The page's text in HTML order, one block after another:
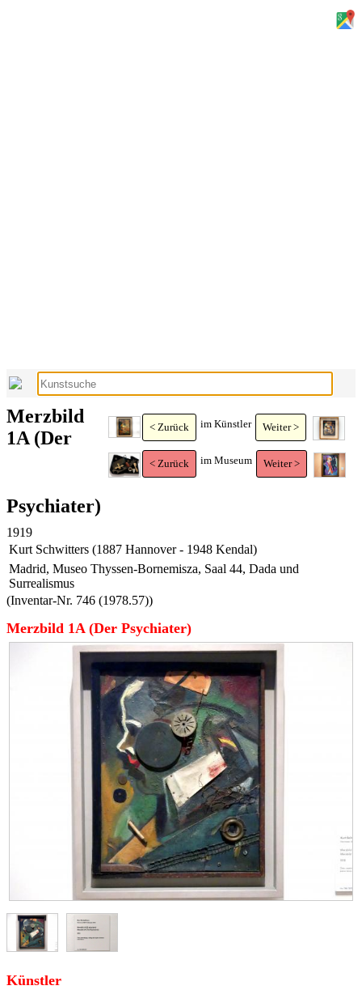
< Zurück im Künstler Weiter >
< Zurück im Museum Weiter >
Merzbild
1A (Der
Psychiater)
1919
Kurt Schwitters (1887 Hannover - 1948 Kendal)
Madrid, Museo Thyssen-Bornemisza, Saal 44, Dada und
Surrealismus
(Inventar-Nr. 746 (1978.57))
Merzbild 1A (Der Psychiater)
Künstler